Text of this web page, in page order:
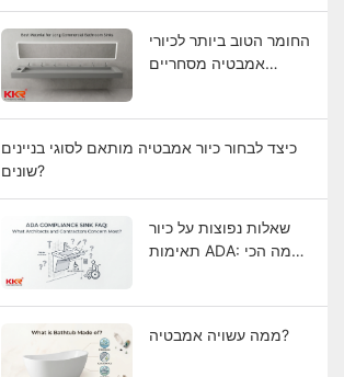
החומר הטוב ביותר לכיורי
אמבטיה מסחריים
כיצד לבחור כיור אמבטיה מותאם לסוגי בניינים
שונים?
שאלות נפוצות על כיור
תאימות ADA: מה הכי
ממה עשויה אמבטיה?